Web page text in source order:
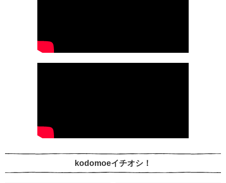
kodomoeイチオシ！